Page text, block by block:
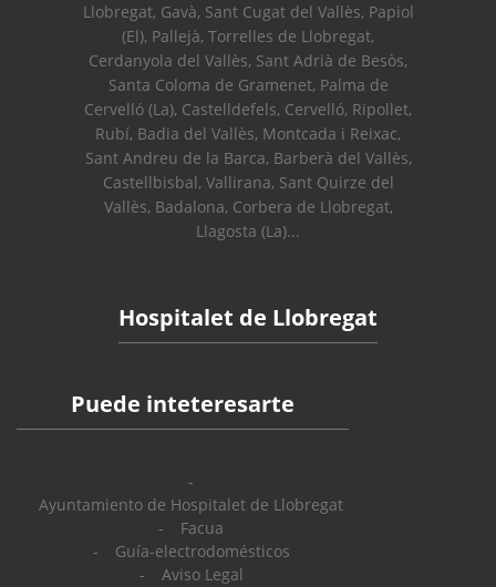
Llobregat, Gavà, Sant Cugat del Vallès, Papiol
(El), Pallejà, Torrelles de Llobregat,
Cerdanyola del Vallès, Sant Adrià de Besòs,
Santa Coloma de Gramenet, Palma de
Cervelló (La), Castelldefels, Cervelló, Ripollet,
Rubí, Badia del Vallès, Montcada i Reixac,
Sant Andreu de la Barca, Barberà del Vallès,
Castellbisbal, Vallirana, Sant Quirze del
Vallès, Badalona, Corbera de Llobregat,
Llagosta (La)...
Hospitalet de Llobregat
Puede inteteresarte
Ayuntamiento de Hospitalet de Llobregat
Facua
Guía-electrodomésticos
Aviso Legal